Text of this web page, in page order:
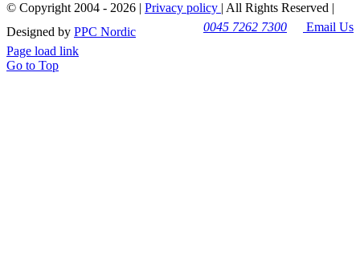
© Copyright 2004 - 2026 | Privacy policy | All Rights Reserved |
Designed by PPC Nordic 0045 7262 7300
Email Us
Page load link
Go to Top